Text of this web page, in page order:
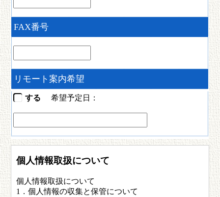
FAX番号
リモート案内希望
する 希望予定日：
個人情報取扱について
個人情報取扱について
1．個人情報の収集と保管について